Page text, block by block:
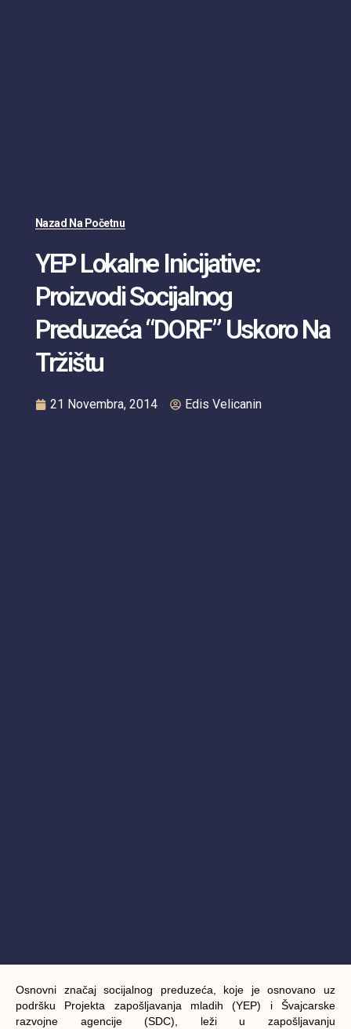
Nazad Na Početnu
YEP Lokalne Inicijative:
Proizvodi Socijalnog
Preduzeća “DORF” Uskoro Na
Tržištu
21 Novembra, 2014 Edis Velicanin
Osnovni značaj socijalnog preduzeća, koje je osnovano uz
podršku Projekta zapošljavanja mladih (YEP) i Švajcarske
razvojne agencije (SDC), leži u zapošljavanju